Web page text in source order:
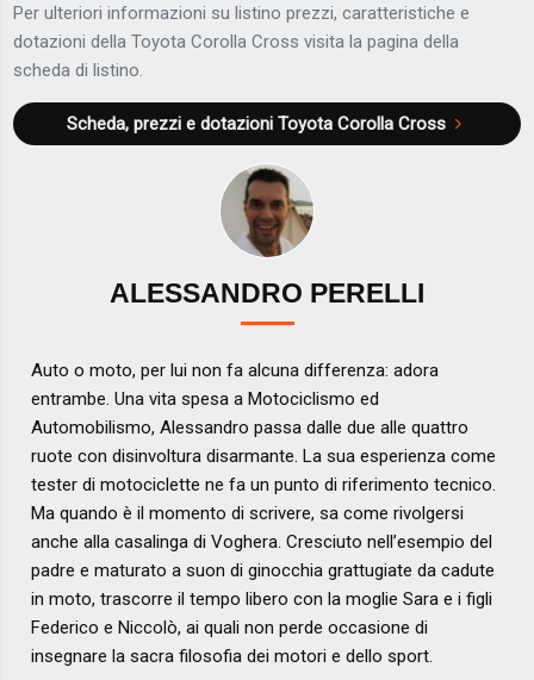
Per ulteriori informazioni su listino prezzi, caratteristiche e
dotazioni della Toyota Corolla Cross visita la pagina della
scheda di listino.
Scheda, prezzi e dotazioni Toyota Corolla Cross
ALESSANDRO PERELLI
Auto o moto, per lui non fa alcuna differenza: adora
entrambe. Una vita spesa a Motociclismo ed
Automobilismo, Alessandro passa dalle due alle quattro
ruote con disinvoltura disarmante. La sua esperienza come
tester di motociclette ne fa un punto di riferimento tecnico.
Ma quando è il momento di scrivere, sa come rivolgersi
anche alla casalinga di Voghera. Cresciuto nell’esempio del
padre e maturato a suon di ginocchia grattugiate da cadute
in moto, trascorre il tempo libero con la moglie Sara e i figli
Federico e Niccolò, ai quali non perde occasione di
insegnare la sacra filosofia dei motori e dello sport.